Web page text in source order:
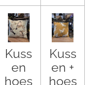
Kuss
en
hoes
Kuss
en +
hoes